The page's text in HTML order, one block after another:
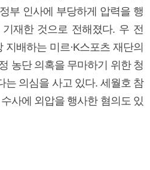
부 인사에 부당하게 압력을 행
재한 것으로 전해졌다. 우 전
배하는 미르·K스포츠 재단의
농단 의혹을 무마하기 위한 청
는 의심을 사고 있다. 세월호 참
사에 외압을 행사한 혐의도 있